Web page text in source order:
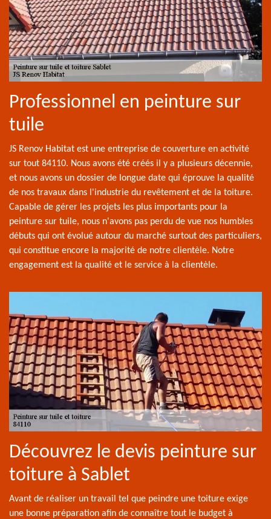
Professionnel en peinture sur
tuile
JS Renov Habitat est une entreprise de couverture en activité
sur tout 84110. Nous avons été créés il y a plusieurs décennie,
et nous avons un dossier de longue date qui éprouve la qualité
de nos travaux dans l'industrie du revêtement et de la toiture.
Capable de gérer les projets les plus importants pour la
peinture sur tuile, nous n'avons pas perdu de vue nos humbles
débuts qui ont évolué autour du marché surtout des particuliers,
qui constitue encore la majorité de notre clientèle. Notre
engagement est la qualité et le service à la clientèle.
Découvrez le devis peinture sur
toiture à Sablet
Avant de réaliser un travail tel que peindre une toiture exige
une bonne préparation afin de connaître tout le budget à